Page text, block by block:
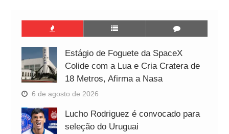
Estágio de Foguete da SpaceX
Colide com a Lua e Cria Cratera de
18 Metros, Afirma a Nasa
6 de agosto de 2026
Lucho Rodriguez é convocado para
seleção do Uruguai